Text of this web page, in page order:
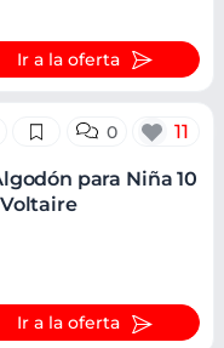
Ir a la oferta
0 11
para Niña 10
Ir a la oferta